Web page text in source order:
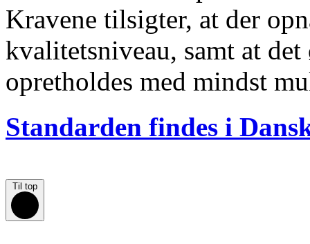
Kravene tilsigter, at der
kvalitetsniveau, samt at
opretholdes med mindst
Standarden findes i
Til top